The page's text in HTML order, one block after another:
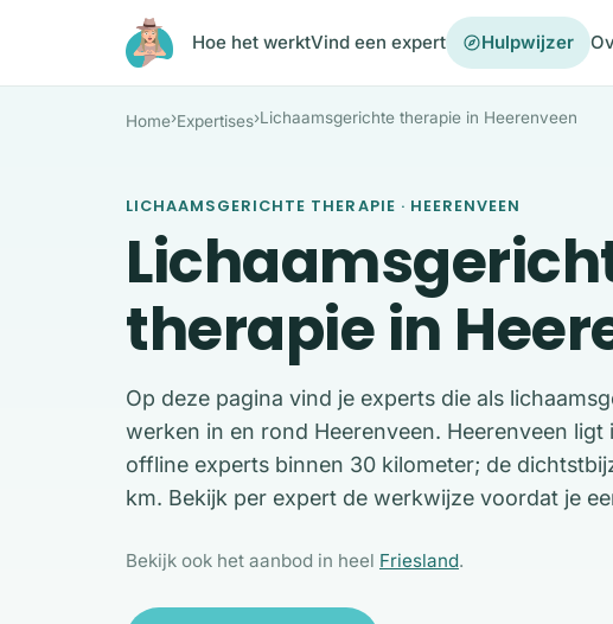
Ga naar de inhoud
Hoe het werktVind een expert Hulpwijzer
Home›Expertises›Lichaamsgerichte therapie in Heerenveen
LICHAAMSGERICHTE THERAPIE · HEERENVEEN
therapie in
Op deze pagina vind je experts die als
werken in en rond Heerenveen. Heerenveen ligt
offline experts binnen 30 kilometer; de
km. Bekijk per expert de werkwijze voordat je
Bekijk ook het aanbod in heel Friesland.